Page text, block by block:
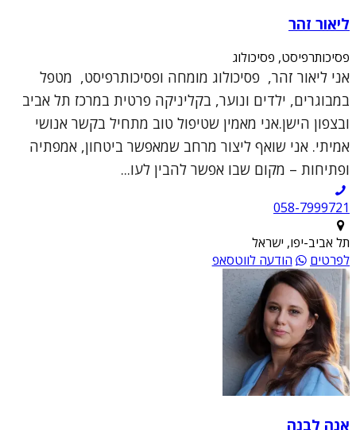
ליאור זהר
פסיכותרפיסט, פסיכולוג
אני ליאור זהר, פסיכולוג מומחה ופסיכותרפיסט, מטפל
במבוגרים, ילדים ונוער, בקליניקה פרטית במרכז תל אביב
ובצפון הישן.אני מאמין שטיפול טוב מתחיל בקשר אנושי
אמיתי. אני שואף ליצור מרחב שמאפשר ביטחון, אמפתיה
ופתיחות – מקום שבו אפשר להבין לעו...
תל אביב-יפו, ישראל
לפרטים
הודעה לווטסאפ
אנה לבנה